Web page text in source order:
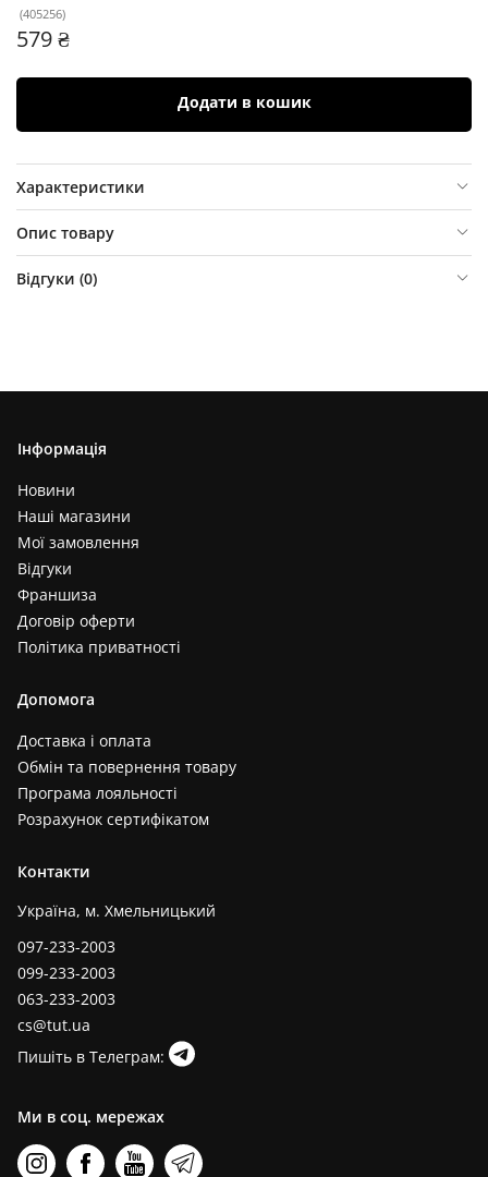
(405256)
579 ₴
Додати в кошик
Характеристики
Опис товару
Відгуки (0)
Інформація
Новини
Наші магазини
Мої замовлення
Відгуки
Франшиза
Договір оферти
Політика приватності
Допомога
Доставка і оплата
Обмін та повернення товару
Програма лояльності
Розрахунок сертифікатом
Контакти
Україна, м. Хмельницький
097-233-2003
099-233-2003
063-233-2003
cs@tut.ua
Пишіть в Телеграм:
Ми в соц. мережах